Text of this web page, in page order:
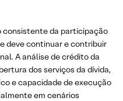
consistente da participação
deve continuar e contribuir
A análise de crédito da
dos serviços da dívida,
e capacidade de execução
em cenários